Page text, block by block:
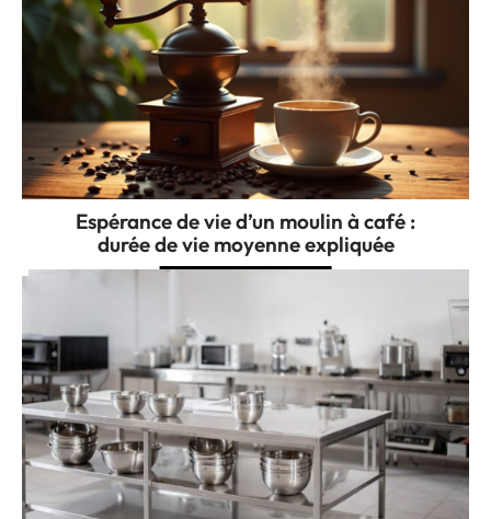
Espérance de vie d’un moulin à café :
durée de vie moyenne expliquée